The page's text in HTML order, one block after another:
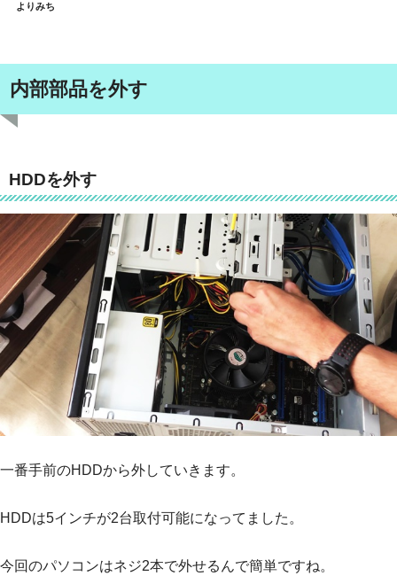
よりみち
内部部品を外す
HDDを外す
一番手前のHDDから外していきます。
HDDは5インチが2台取付可能になってました。
今回のパソコンはネジ2本で外せるんで簡単ですね。